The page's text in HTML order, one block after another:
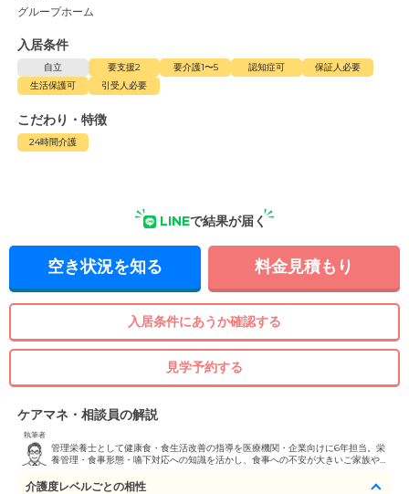
グループホーム
入居条件
自立 要支援2 要介護1〜5 認知症可
保証人必要
生活保護可
引受人必要
こだわり・特徴
24時間介護
LINEで結果が届く
空き状況を知る 料金見積もり
入居条件にあうか確認する
見学予約する
ケアマネ・相談員の解説
執筆者
管理栄養士として健康食・食生活改善の指導を医療機関・企業向けに6年担当。栄
養管理・食事形態・嚥下対応への知識を活かし、食事への不安が大きいご家族や、
施設見学では食事環境・厨房体制の確認も丁寧に行います。 管理栄養士資格保有。
介護度レベルごとの相性